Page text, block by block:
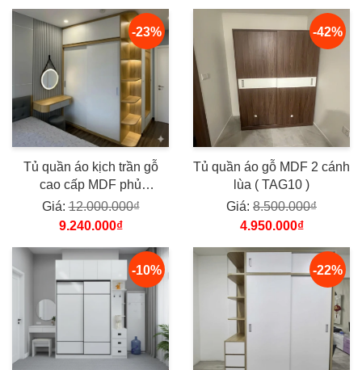
-23%
Tủ quần áo kịch trần gỗ
cao cấp MDF phủ
Melamine TYC12
Giá:12.000.000₫
9.240.000₫
-42%
Tủ quần áo gỗ MDF 2 cánh
lùa ( TAG10 )
Giá: 8.500.000₫
4.950.000₫
-10% -22%